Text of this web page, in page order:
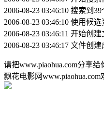
2006-08-23 03:46:10 搜索到
2006-08-23 03:46:10 使用候
2006-08-23 03:46:11 开始创建
2006-08-23 03:46:17 文件创
请把www.piaohua.com分享
飘花电影网www.piaohua.com